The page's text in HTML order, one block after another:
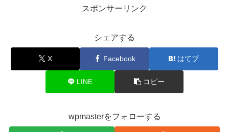
スポンサーリンク
シェアする
X Facebook はてブ
LINE コピー
wpmasterをフォローする